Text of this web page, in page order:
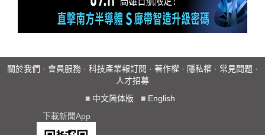
關於我們 · 會員服務 · 科技產業報訂閱 · 著作權 · 隱私權 · 常見問題 ·
人才招募
■ 中文简体版 ■ English
下載新聞App